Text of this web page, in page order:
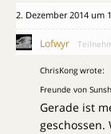
2. Dezember 2014 um
Lofwyr
ChrisKong wrote:
Freunde von
Gerade ist